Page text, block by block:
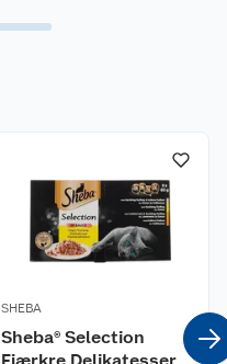
SHEBA
Sheba® Selection